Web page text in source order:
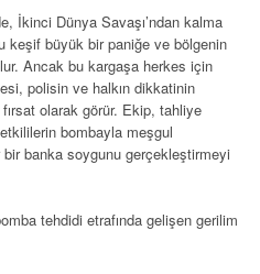
İkinci Dünya Savaşı’ndan kalma
keşif büyük bir paniğe ve bölgenin
Ancak bu kargaşa herkes için
polisin ve halkın dikkatinin
olarak görür. Ekip, tahliye
bombayla meşgul
banka soygunu gerçekleştirmeyi
tehdidi etrafında gelişen gerilim